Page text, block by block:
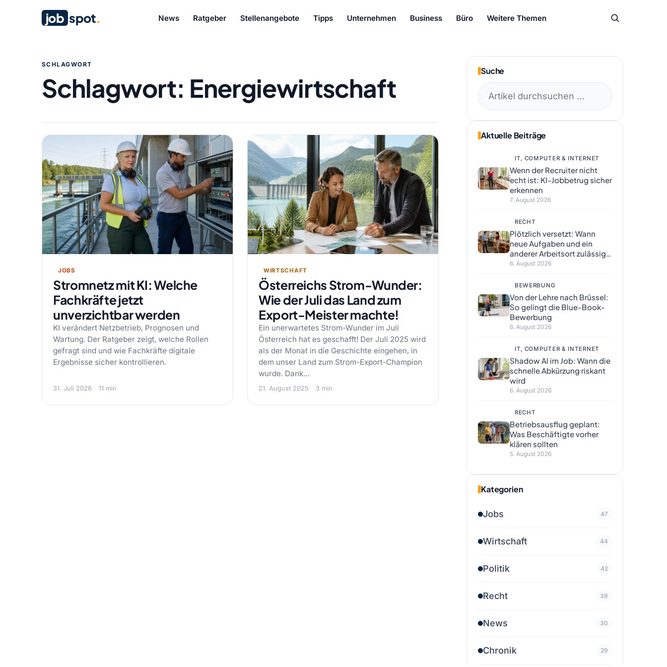
job spot. News Ratgeber Stellenangebote Tipps Unternehmen Business Büro Weitere Themen
SCHLAGWORT
Schlagwort: Energiewirtschaft
JOBS
Stromnetz mit KI: Welche
Fachkräfte jetzt
unverzichtbar werden
KI verändert Netzbetrieb, Prognosen und
Wartung. Der Ratgeber zeigt, welche Rollen
gefragt sind und wie Fachkräfte digitale
Ergebnisse sicher kontrollieren.
31. Juli 2026 11 min
WIRTSCHAFT
Österreichs Strom-Wunder:
Wie der Juli das Land zum
Export-Meister machte!
Ein unerwartetes Strom-Wunder im Juli
Österreich hat es geschafft! Der Juli 2025 wird
als der Monat in die Geschichte eingehen, in
dem unser Land zum Strom-Export-Champion
wurde. Dank…
21. August 2025 3 min
Suche
Aktuelle Beiträge
IT, COMPUTER & INTERNET
Wenn der Recruiter nicht
echt ist: KI-Jobbetrug sicher
erkennen
7. August 2026
RECHT
Plötzlich versetzt: Wann
neue Aufgaben und ein
anderer Arbeitsort zulässig
sind
6. August 2026
BEWERBUNG
Von der Lehre nach Brüssel:
So gelingt die Blue-Book-
Bewerbung
6. August 2026
IT, COMPUTER & INTERNET
Shadow AI im Job: Wann die
schnelle Abkürzung riskant
wird
6. August 2026
RECHT
Betriebsausflug geplant:
Was Beschäftigte vorher
klären sollten
5. August 2026
Kategorien
Jobs 47
Wirtschaft 44
Politik 42
Recht 39
News 30
Chronik 29